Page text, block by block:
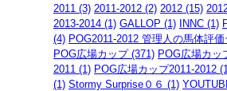
2011 (3) 2011-2012 (2) 2012 (15)
2013-2014 (1) GALLOP (1) INNC (1)
(4) POG2011-2012 管理人の馬体評
POG広場カップ (371) POG広場カッ
2011 (1) POG広場カップ2011-2012
(1) Stormy Surprise０６ (1)